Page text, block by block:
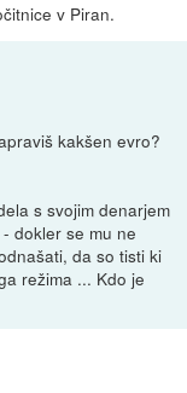
v Piran.
kakšen evro?
s svojim denarjem
dokler se mu ne
da so tisti ki
režima ... Kdo je